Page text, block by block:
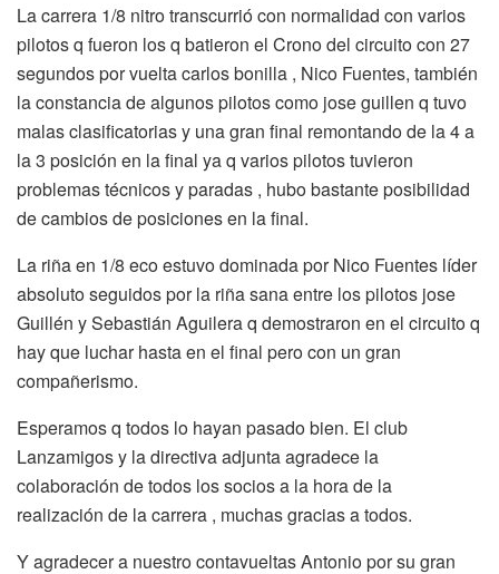
La carrera 1/8 nitro transcurrió con normalidad con varios
pilotos q fueron los q batieron el Crono del circuito con 27
segundos por vuelta carlos bonilla , Nico Fuentes, también
la constancia de algunos pilotos como jose guillen q tuvo
malas clasificatorias y una gran final remontando de la 4 a
la 3 posición en la final ya q varios pilotos tuvieron
problemas técnicos y paradas , hubo bastante posibilidad
de cambios de posiciones en la final.
La riña en 1/8 eco estuvo dominada por Nico Fuentes líder
absoluto seguidos por la riña sana entre los pilotos jose
Guillén y Sebastián Aguilera q demostraron en el circuito q
hay que luchar hasta en el final pero con un gran
compañerismo.
Esperamos q todos lo hayan pasado bien. El club
Lanzamigos y la directiva adjunta agradece la
colaboración de todos los socios a la hora de la
realización de la carrera , muchas gracias a todos.
Y agradecer a nuestro contavueltas Antonio por su gran